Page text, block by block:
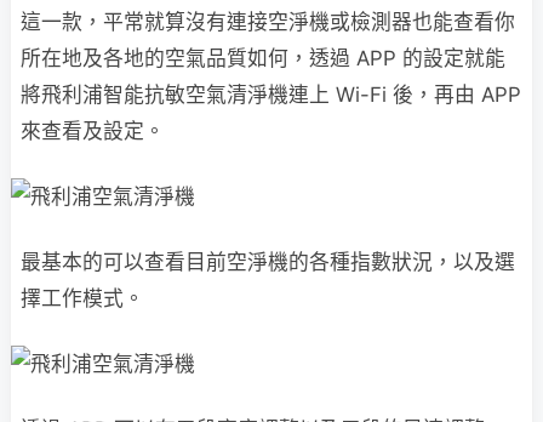
這一款，平常就算沒有連接空淨機或檢測器也能查看你
所在地及各地的空氣品質如何，透過 APP 的設定就能
將飛利浦智能抗敏空氣清淨機連上 Wi-Fi 後，再由 APP
來查看及設定。
最基本的可以查看目前空淨機的各種指數狀況，以及選
擇工作模式。